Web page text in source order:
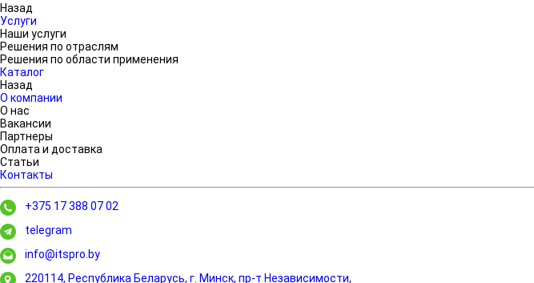
Назад
Услуги
Наши услуги
Решения по отраслям
Решения по области применения
Каталог
Назад
О компании
О нас
Вакансии
Партнеры
Оплата и доставка
Статьи
Контакты
+375 17 388 07 02
telegram
info@itspro.by
220114, Республика Беларусь, г. Минск, пр-т Независимости,